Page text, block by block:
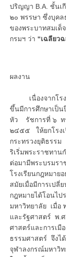
ปริญญา B.A. ชั้นเ
๒๐ พรรษา ซึ่งบุคล
ของพระบาทสมเด็
กรมฯ ว่า “เฉลียว
ผลงาน
เนื่องจากโรงเ
ขึ้นมีการศึกษาเป็
หัว รัชการที่ ๖ ท
๒๔๕๕ ให้ยกโรงเ
กระทรวงยุติธรรม
ริเริ่มพระราชทา
ต่อมามีพระบรมร
โรงเรียนกฎหมาย
สมัยเมื่อมีการเป
กฎหมายได้โอนไ
มหาวิทยาลัย เมื่อ
และรัฐศาสตร์ พ.
ศาสตร์และการเมื
ธรรมศาสตร์ จึงไ
จุฬาลงกรณ์มหาวิ